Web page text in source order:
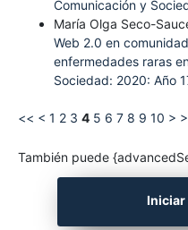
Comunicación y
María Olga Seco-
Web 2.0 en
enfermedades raras
Sociedad: 2020: Año
<< < 1 2 3 4 5 6 7 8 9 10 >
También puede
Iniciar